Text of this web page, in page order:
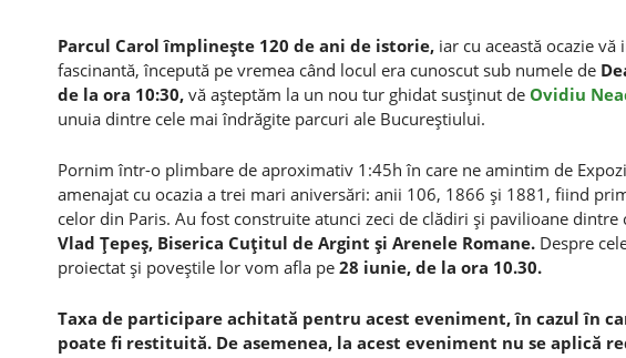
Parcul Carol împlineşte 120 de ani de istorie, iar cu această ocazie
fascinantă, începută pe vremea când locul era cunoscut sub numele de
de la ora 10:30, vă aşteptăm la un nou tur ghidat susţinut de Ovidiu
unuia dintre cele mai îndrăgite parcuri ale Bucureştiului.
Pornim într-o plimbare de aproximativ 1:45h în care ne amintim de
amenajat cu ocazia a trei mari aniversări: anii 106, 1866 şi 1881, fiind
celor din Paris. Au fost construite atunci zeci de clădiri şi pavilioane dintre
Vlad Ţepeş, Biserica Cuţitul de Argint şi Arenele Romane. Despre
proiectat şi poveştile lor vom afla pe 28 iunie, de la ora 10.30.
Taxa de participare achitată pentru acest eveniment, în cazul în
poate fi restituită. De asemenea, la acest eveniment nu se aplică